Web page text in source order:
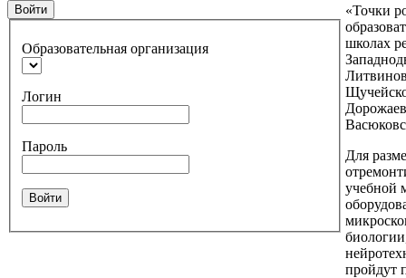
Войти
Образовательная организация
Логин
Пароль
Войти
«Точки
школах
Для
учебной
пройдут